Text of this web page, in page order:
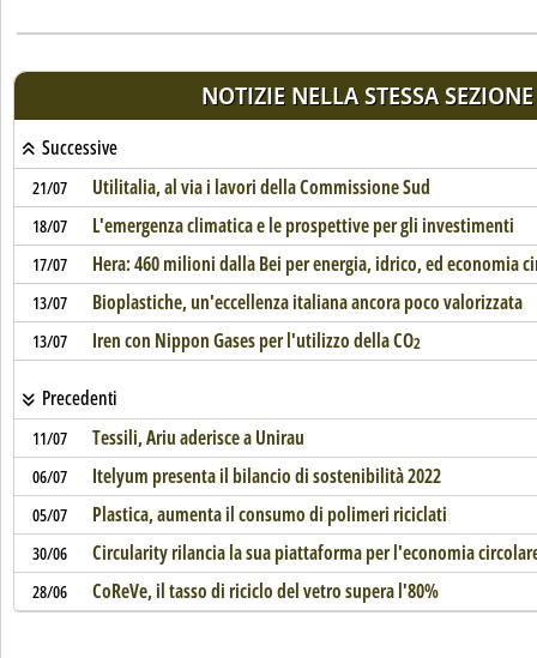
NOTIZIE NELLA STESSA SEZIONE
Successive
21/07 Utilitalia, al via i lavori della Commissione Sud
18/07 L'emergenza climatica e le prospettive per gli investimenti
17/07 Hera: 460 milioni dalla Bei per energia, idrico, ed economia
13/07 Bioplastiche, un'eccellenza italiana ancora poco valorizzata
13/07 Iren con Nippon Gases per l'utilizzo della CO2
Precedenti
11/07 Tessili, Ariu aderisce a Unirau
06/07 Itelyum presenta il bilancio di sostenibilità 2022
05/07 Plastica, aumenta il consumo di polimeri riciclati
30/06 Circularity rilancia la sua piattaforma per l'economia
28/06 CoReVe, il tasso di riciclo del vetro supera l'80%